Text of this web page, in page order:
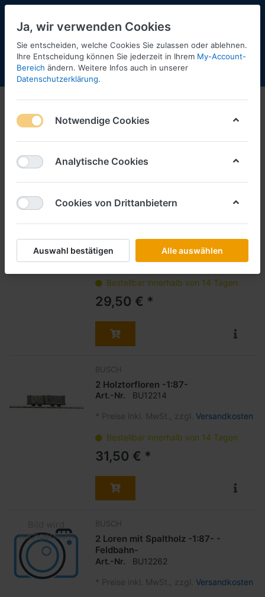
Menü Anmelden Shopaktualisierung
Feldbahn
1-12 von 79
Filtern Sortieren
BUSCH
Art.-Nr. BU12225
* Preise inkl. MwSt., zzgl.Versandkosten
Bestellbar innerhalb von 14 Tagen
29,50 € *
BUSCH
2 Holztorfloren -1:87-
Art.-Nr. BU12214
* Preise inkl. MwSt., zzgl. Versandkosten
Bestellbar innerhalb von 14 Tagen
31,50 € *
BUSCH
2 Loren mit Spaltholz -1:87- -
Feldbahn-
Art.-Nr. BU12262
* Preise inkl. MwSt., zzgl. Versandkosten
Ja, wir verwenden Cookies
Sie entscheiden, welche Cookies Sie zulassen oder ablehnen.
Ihre Entscheidung können Sie jederzeit in Ihrem My-Account-
Bereich ändern. Weitere Infos auch in unserer
Datenschutzerklärung.
Notwendige Cookies
Analytische Cookies
Cookies von Drittanbietern
Auswahl bestätigen Alle auswählen